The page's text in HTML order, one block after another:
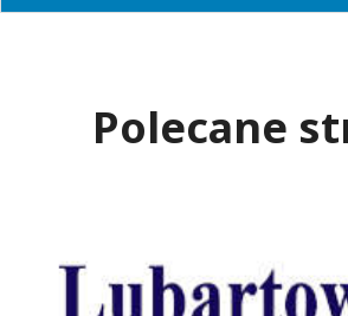
Polecane